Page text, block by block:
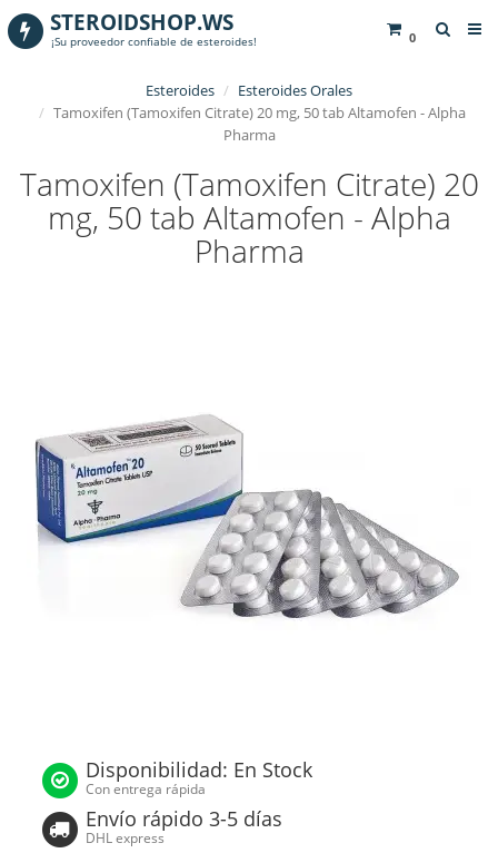
0
STEROIDSHOP.WS
¡Su proveedor confiable de esteroides!
Esteroides
Esteroides Orales
Tamoxifen (Tamoxifen Citrate) 20 mg, 50 tab Altamofen - Alpha
Pharma
Tamoxifen (Tamoxifen Citrate) 20
mg, 50 tab Altamofen - Alpha
Pharma
Disponibilidad: En Stock
Con entrega rápida
Envío rápido 3-5 días
DHL express